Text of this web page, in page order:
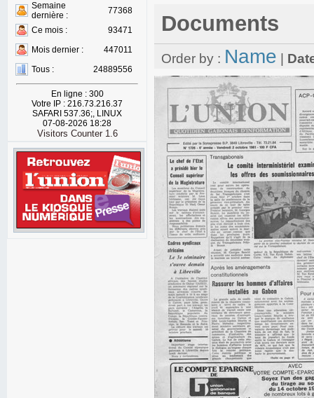
Semaine
dernière :
77368
Ce mois :
93471
Mois dernier :
447011
Tous :
24889556
En ligne : 300
Votre IP : 216.73.216.37
SAFARI 537.36;, LINUX
07-08-2026 18:28
Visitors Counter 1.6
Documents
Order by : Name